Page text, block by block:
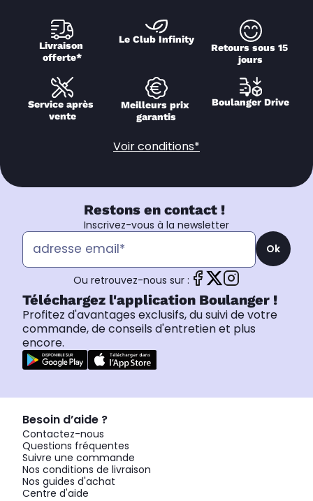
Livraison
offerte*
Le Club Infinity
Retours sous 15
jours
Service après
vente
Meilleurs prix
garantis
Boulanger Drive
Voir conditions*
Restons en contact !
Inscrivez-vous à la newsletter
Ok
Ou retrouvez-nous sur :
Téléchargez l'application Boulanger !
Profitez d'avantages exclusifs, du suivi de votre
commande, de conseils d'entretien et plus
encore.
Besoin d’aide ?
Contactez-nous
Questions fréquentes
Suivre une commande
Nos conditions de livraison
Nos guides d'achat
Centre d'aide